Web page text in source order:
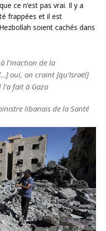
ce n’est pas vrai. Il y a
frappées et il est
soient cachés dans
l’inaction de la
oui, on craint [qu’Israël]
fait à Gaza
libanais de la Santé